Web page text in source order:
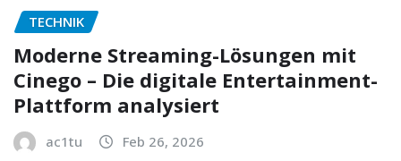
TECHNIK
Moderne Streaming-Lösungen mit
Cinego – Die digitale Entertainment-
Plattform analysiert
ac1tu Feb 26, 2026